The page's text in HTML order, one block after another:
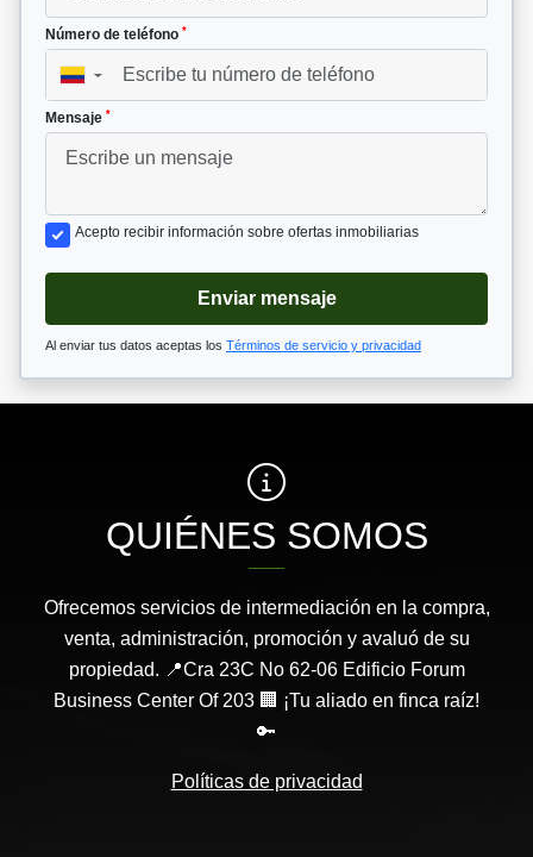
Número de teléfono *
▼
Mensaje *
Acepto recibir información sobre ofertas inmobiliarias
Enviar mensaje
Al enviar tus datos aceptas los Términos de servicio y privacidad
QUIÉNES SOMOS
Ofrecemos servicios de intermediación en la compra,
venta, administración, promoción y avaluó de su
propiedad. 📍Cra 23C No 62-06 Edificio Forum
Business Center Of 203 🏢 ¡Tu aliado en finca raíz!
🔑
Políticas de privacidad